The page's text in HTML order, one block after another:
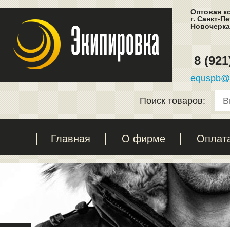
Оптовая
г. Санкт-
8
Поиск товаров:
Главная О фирме